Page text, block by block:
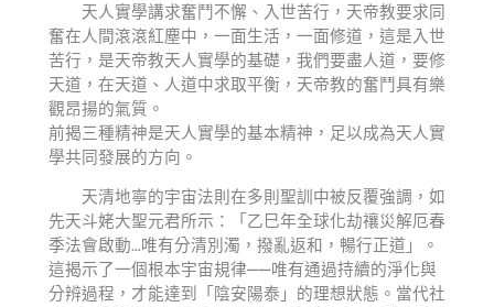
天人實學講求奮鬥不懈、入世苦行，天帝教要求同
奮在人間滾滾紅塵中，一面生活，一面修道，這是入世
苦行，是天帝教天人實學的基礎，我們要盡人道，要修
天道，在天道、人道中求取平衡，天帝教的奮鬥具有樂
觀昂揚的氣質。
前揭三種精神是天人實學的基本精神，足以成為天人實
學共同發展的方向。
天清地寧的宇宙法則在多則聖訓中被反覆強調，如
先天斗姥大聖元君所示：「乙巳年全球化劫禳災解厄春
季法會啟動…唯有分清別濁，撥亂返和，暢行正道」。
這揭示了一個根本宇宙規律——唯有通過持續的淨化與
分辨過程，才能達到「陰安陽泰」的理想狀態。當代社